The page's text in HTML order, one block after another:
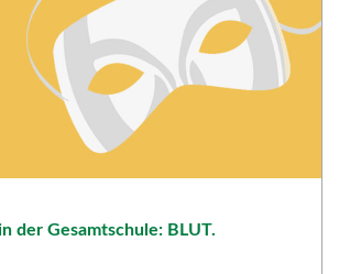
der Gesamtschule: BLUT.